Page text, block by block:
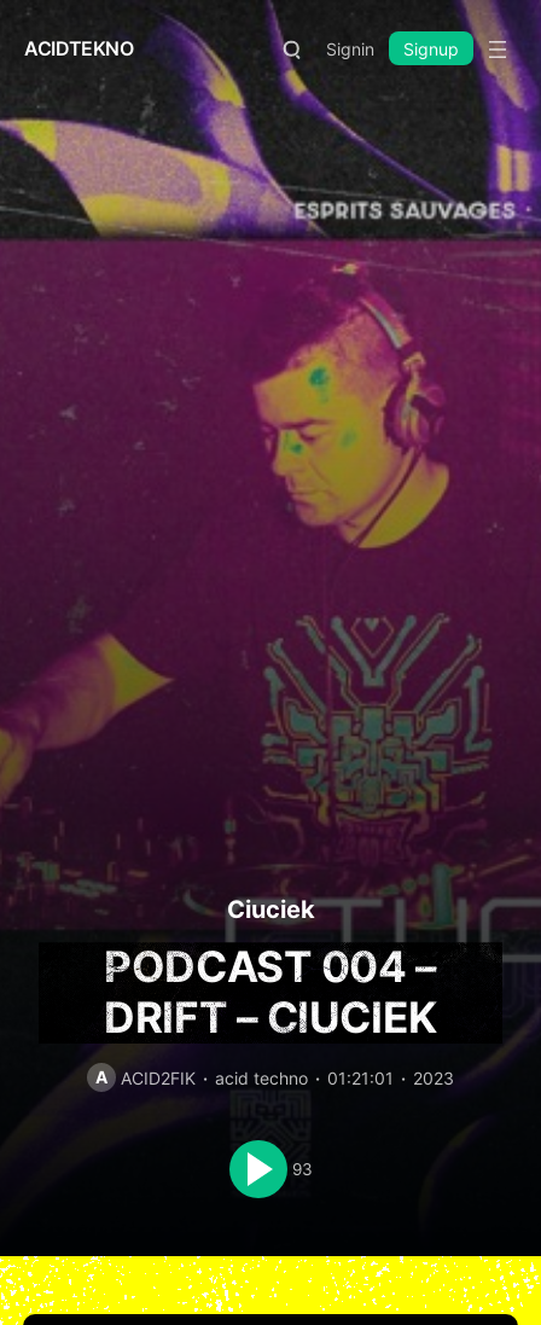
ACIDTEKNO Signin Signup
Ciuciek
PODCAST 004 –
DRIFT – CIUCIEK
A ACID2FIK acid techno 01:21:01 2023
93